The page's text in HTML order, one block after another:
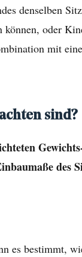
denselben
oder
mit
sind?
des
es bestimmt,